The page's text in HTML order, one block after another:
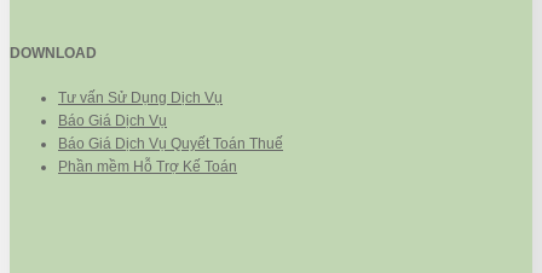
DOWNLOAD
Tư vấn Sử Dụng Dịch Vụ
Báo Giá Dịch Vụ
Báo Giá Dịch Vụ Quyết Toán Thuế
Phần mềm Hỗ Trợ Kế Toán